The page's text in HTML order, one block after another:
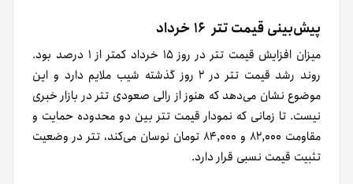
پیش‌بینی قیمت تتر ۱۶ خرداد
میزان افزایش قیمت تتر در روز ۱۵ خرداد کمتر از ۱ درصد بود.
روند رشد قیمت تتر در ۲ روز گذشته شیب ملایم دارد و این
موضوع نشان می‌دهد که هنوز از رالی صعودی تتر در بازار خبری
نیست. تا زمانی که نمودار قیمت تتر بین دو محدوده حمایت و
مقاومت ۸۲,۰۰۰ و ۸۴,۰۰۰ تومان نوسان می‌کند، تتر در وضعیت
تثبیت قیمت نسبی قرار دارد.